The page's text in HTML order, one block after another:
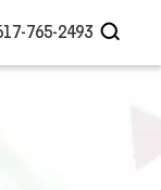
765-2493